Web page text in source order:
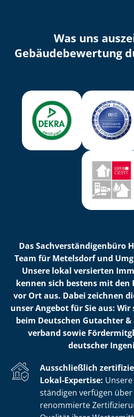
Was uns
Ge­bäu­de­be­wer­tung
Das Sach­ver­stän­di­gen­bü­ro
Team für Metelsdorf und
Unsere lokal versierten
kennen sich bestens mit
vor Ort aus. Dabei zeichnen
unser Angebot für Sie aus:
beim Deutschen Gutachter
ver­band sowie
deutscher
Ausschließlich
Lokal-Expertise:
stän­di­gen verfügen
renommierte